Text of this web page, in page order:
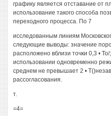
графику является отставание от
использование такого способа
переходного процесса. По 7
исследованным линиям
следующие выводы: значение
расположено вблизи точки 0,3 •
использовании одновременно
среднем не превышает 2 •
рассогласования.
т.
=4=